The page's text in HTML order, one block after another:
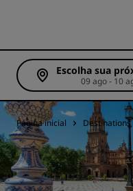
Escolha sua
Página inicial Destinations